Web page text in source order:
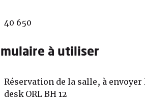
40 650
à utiliser
Réservation de la salle, à
desk ORL BH 12